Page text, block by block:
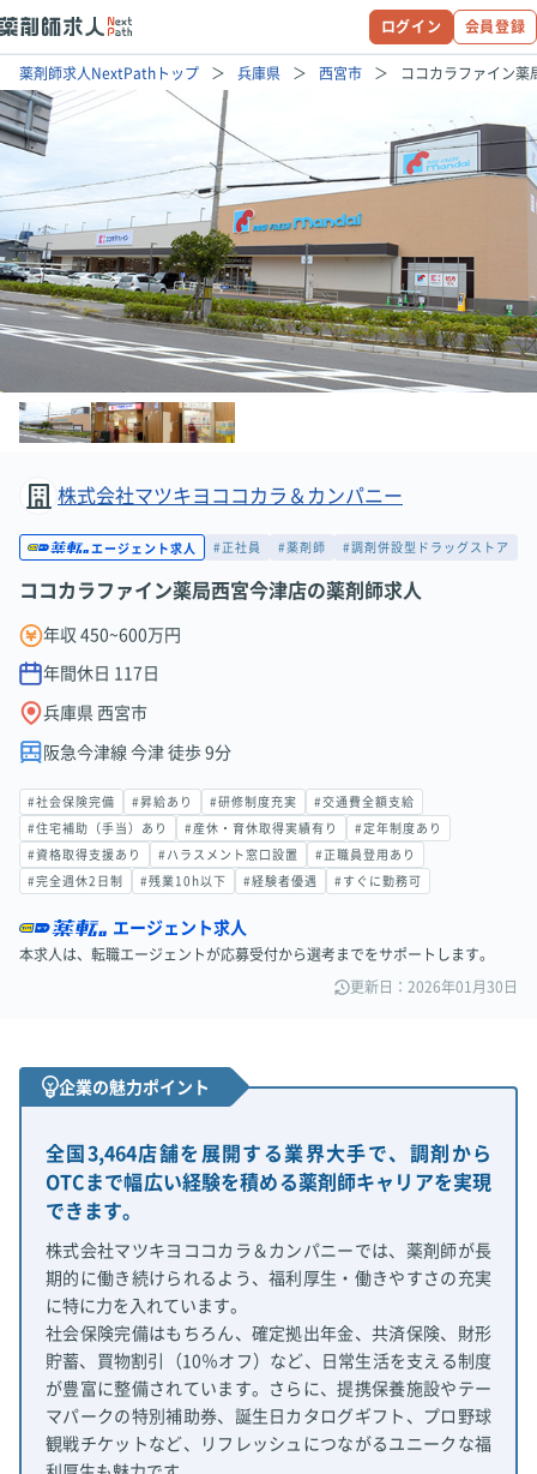
ログイン 会員登録
薬剤師求人NextPathトップ 兵庫県 西宮市 ココカラファイン薬
株式会社マツキヨココカラ＆カンパニー
エージェント求人 #正社員 #薬剤師 #調剤併設型ドラッグストア
ココカラファイン薬局西宮今津店の薬剤師求人
年収 450~600万円
年間休日 117 日
兵庫県 西宮市
阪急今津線 今津 徒歩 9分
#社会保険完備 #昇給あり #研修制度充実 #交通費全額支給
#住宅補助（手当）あり #産休・育休取得実績有り #定年制度あり
#資格取得支援あり #ハラスメント窓口設置 #正職員登用あり
#完全週休2日制 #残業10h以下 #経験者優遇 #すぐに勤務可
エージェント求人
本求人は、転職エージェントが応募受付から選考までをサポートします。
更新日：2026年01月30日
企業の魅力ポイント
全国3,464店舗を展開する業界大手で、調剤から
OTCまで幅広い経験を積める薬剤師キャリアを実現
できます。
株式会社マツキヨココカラ＆カンパニーでは、薬剤師が長
期的に働き続けられるよう、福利厚生・働きやすさの充実
に特に力を入れています。
社会保険完備はもちろん、確定拠出年金、共済保険、財形
貯蓄、買物割引（10％オフ）など、日常生活を支える制度
が豊富に整備されています。さらに、提携保養施設やテー
マパークの特別補助券、誕生日カタログギフト、プロ野球
観戦チケットなど、リフレッシュにつながるユニークな福